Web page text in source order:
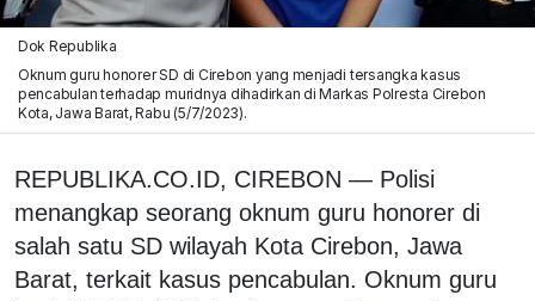
Dok Republika
Oknum guru honorer SD di Cirebon yang menjadi tersangka kasus
pencabulan terhadap muridnya dihadirkan di Markas Polresta Cirebon
Kota, Jawa Barat, Rabu (5/7/2023).
REPUBLIKA.CO.ID, CIREBON — Polisi
menangkap seorang oknum guru honorer di
salah satu SD wilayah Kota Cirebon, Jawa
Barat, terkait kasus pencabulan. Oknum guru